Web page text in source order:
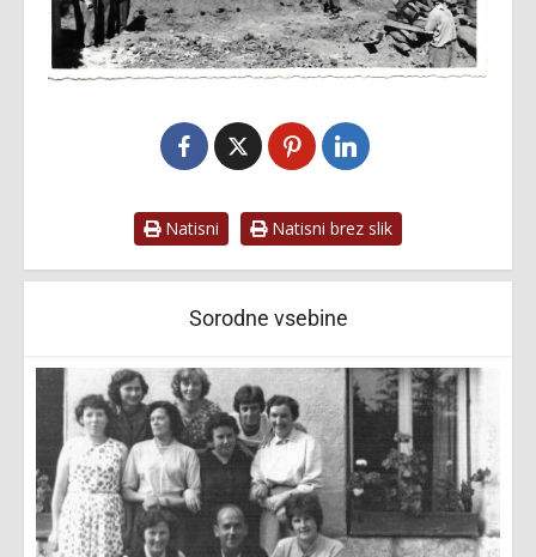
Natisni Natisni brez slik
Sorodne vsebine